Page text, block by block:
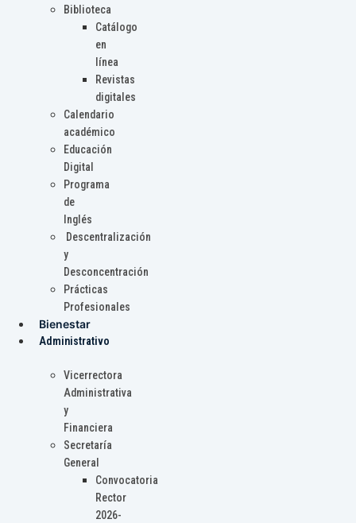
Biblioteca
Catálogo
en
línea
Revistas
digitales
Calendario
académico
Educación
Digital
Programa
de
Inglés
Descentralización
y
Desconcentración
Prácticas
Profesionales
Bienestar
Administrativo
Vicerrectora
Administrativa
y
Financiera
Secretaría
General
Convocatoria
Rector
2026-